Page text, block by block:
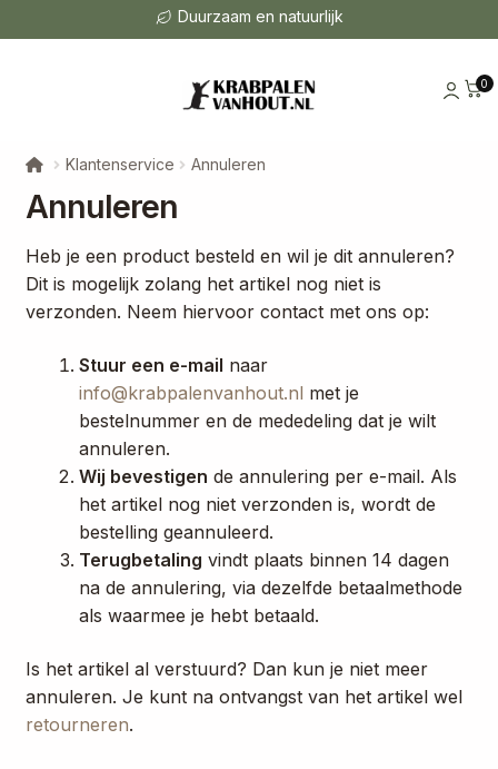
Duurzaam en natuurlijk
0
Klantenservice Annuleren
Annuleren
Heb je een product besteld en wil je dit annuleren?
Dit is mogelijk zolang het artikel nog niet is
verzonden. Neem hiervoor contact met ons op:
Stuur een e-mail naar
info@krabpalenvanhout.nl met je
bestelnummer en de mededeling dat je wilt
annuleren.
Wij bevestigen de annulering per e-mail. Als
het artikel nog niet verzonden is, wordt de
bestelling geannuleerd.
Terugbetaling vindt plaats binnen 14 dagen
na de annulering, via dezelfde betaalmethode
als waarmee je hebt betaald.
Is het artikel al verstuurd? Dan kun je niet meer
annuleren. Je kunt na ontvangst van het artikel wel
retourneren.